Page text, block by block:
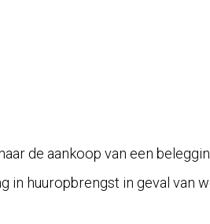
de aankoop van een
huuropbrengst in geval van